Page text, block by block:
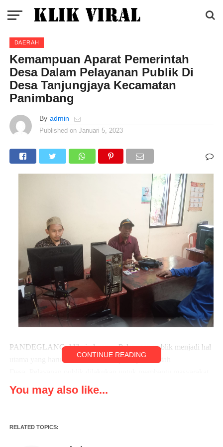
DAERAH
Kemampuan Aparat Pemerintah
Desa Dalam Pelayanan Publik Di
Desa Tanjungjaya Kecamatan
Panimbang
By admin
Published on Januari 5, 2023
PANDEGLANG, klikviral.com – Pelayanan publik menjadi hal
utama yang harus dilakukan oleh aparat pemerintah
ketika membutuhkan berbagai hal yang berkaitan dengan
pemerintahan Desa. Dalam memberikan pelayanan publik,
Pelayanan yang baik akan memberikan kepuasan pelayanan bagi
CONTINUE READING
You may also like...
RELATED TOPICS: